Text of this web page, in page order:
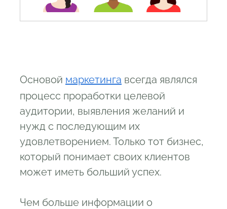
Основой маркетинга всегда являлся
процесс проработки целевой
аудитории, выявления желаний и
нужд с последующим их
удовлетворением. Только тот бизнес,
который понимает своих клиентов
может иметь больший успех.
Чем больше информации о